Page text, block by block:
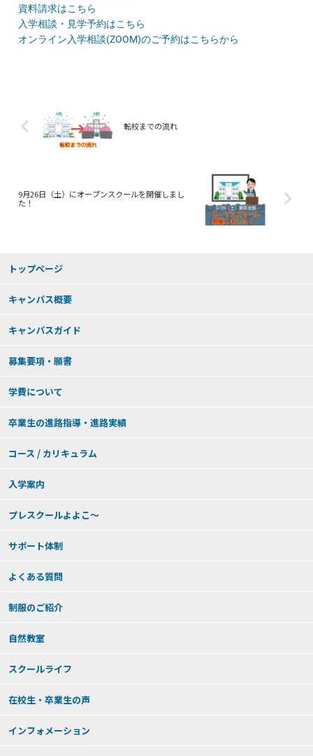
資料請求はこちら
入学相談・見学予約はこちら
オンライン入学相談(ZOOM)のご予約はこちらから
転校までの流れ
9月26日（土）にオープンスクールを開催しまし
た！
トップページ
キャンパス概要
キャンパスガイド
募集要項・願書
学費について
卒業生の進路指導・進路実績
コース / カリキュラム
入学案内
プレスクールよよこ～
サポート体制
よくある質問
制服のご紹介
自然教室
スクールライフ
在校生・卒業生の声
インフォメーション